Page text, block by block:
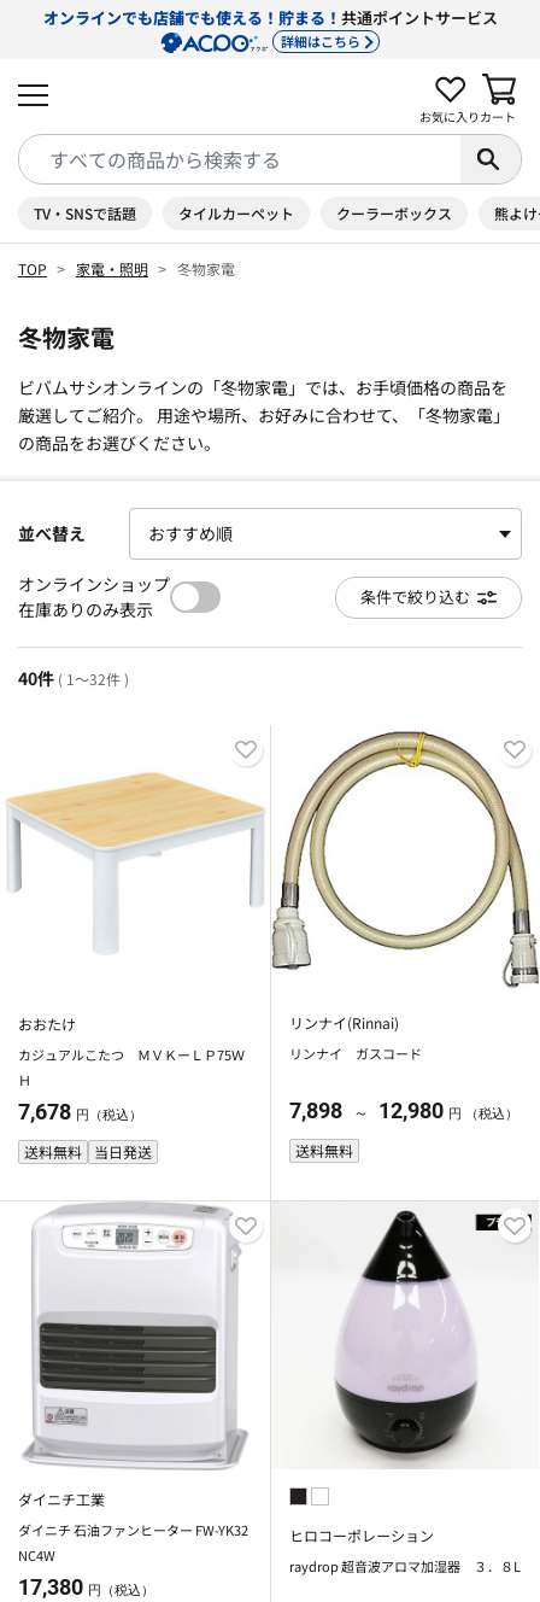
オンラインでも店舗でも使える！貯まる！ 共通ポイントサービス
詳細はこちら
お気に入り カート
TV・SNSで話題 タイルカーペット クーラーボックス 熊よ
TOP 家電・照明 冬物家電
冬物家電
ビバムサシオンラインの「冬物家電」では、お手頃価格の商品を
厳選してご紹介。 用途や場所、お好みに合わせて、「冬物家電」
の商品をお選びください。
並べ替え
オンラインショップ
在庫ありのみ表示
条件で絞り込む
40件 ( 1～32件 )
おおたけ
カジュアルこたつ ＭＶＫーＬＰ75Ｗ
Ｈ
7,678 円（税込）
送料無料 当日発送
リンナイ(Rinnai)
リンナイ ガスコード
7,898 ～ 12,980 円 （税込）
送料無料
ダイニチ工業
ダイニチ 石油ファンヒーター FW-YK32
NC4W
17,380 円（税込）
ヒロコーポレーション
raydrop 超音波アロマ加湿器 ３．８L